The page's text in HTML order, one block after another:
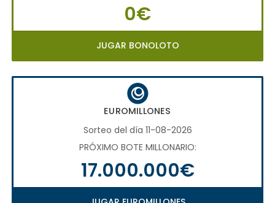
0€
JUGAR BONOLOTO
EUROMILLONES
Sorteo del día 11-08-2026
PRÓXIMO BOTE MILLONARIO:
17.000.000€